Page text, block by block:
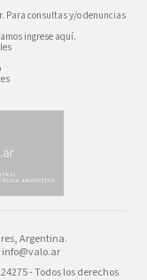
Para consultas y/o denuncias
ingrese aquí.
Argentina.
info@valo.ar
- Todos los derechos